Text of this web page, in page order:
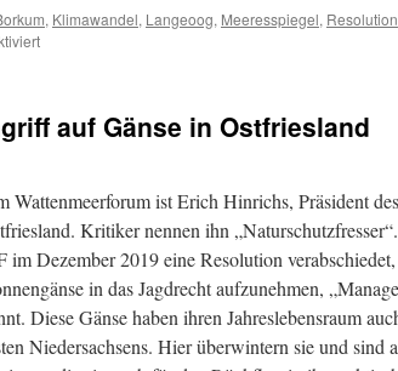
, Klimawandel, Langeoog, Meeresspiegel, Resolution
für
Resolution
Ertrinkungstod
–
Mittel
aus
„Sondervermögen“
gefordert
auf Gänse in Ostfriesland
ist Erich Hinrichs, Präsident des
Kritiker nennen ihn
Dezember 2019 eine Resolution
in das Jagdrecht aufzunehmen,
Diese Gänse haben ihren Jahreslebensraum
Niedersachsens. Hier überwintern sie und sind